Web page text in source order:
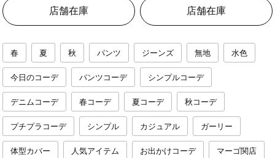
店舗在庫 店舗在庫
春 夏 秋 パンツ ジーンズ 無地 水色
今日のコーデ パンツコーデ シンプルコーデ
デニムコーデ 春コーデ 夏コーデ 秋コーデ
プチプラコーデ シンプル カジュアル ガーリー
体型カバー 人気アイテム お出かけコーデ マーゴ関店